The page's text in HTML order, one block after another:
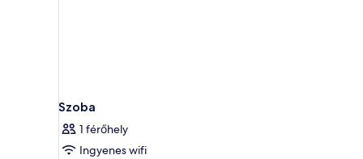
Szoba
1 férőhely
Ingyenes wifi